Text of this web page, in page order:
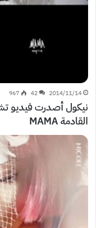
2014/11/14
42
967
نيكول أصدرت فيديو
القادمة MAMA